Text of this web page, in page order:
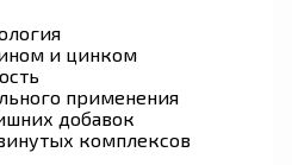
и цинком
применения
добавок
комплексов